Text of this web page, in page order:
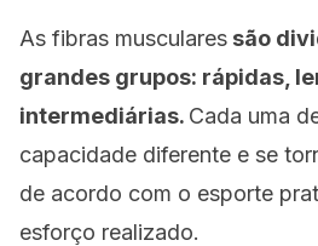
As fibras musculares são
grandes grupos: rápidas,
intermediárias. Cada uma
capacidade diferente e se
de acordo com o esporte
esforço realizado.